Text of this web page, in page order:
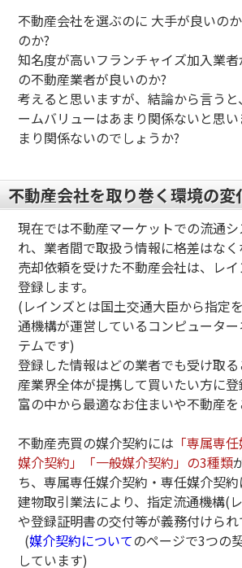
不動産会社を選ぶのに 大手が良いの
のか?
知名度が高いフランチャイズ加入業
の不動産業者が良いのか?
考えると思いますが、結論から言う
ームバリューはあまり関係ないと思
まり関係ないのでしょうか?
不動産会社を取り巻く環境の変
現在では不動産マーケットでの流通
れ、業者間で取扱う情報に格差はなく
売却依頼を受けた不動産会社は、レ
登録します。
(レインズとは国土交通大臣から指定
通機構が運営しているコンピュータ
テムです)
登録した情報はどの業者でも受け取
産業界全体が提携して買いたい方に
富の中から最適なお住まいや不動産を
不動産売買の媒介契約には 「専属専
媒介契約」「一般媒介契約」の3種類
ち、専属専任媒介契約・専任媒介契
建物取引業法により、指定流通機構(
や登録証明書の交付等が義務付けられ
(媒介契約についてのページで3つの
しています)